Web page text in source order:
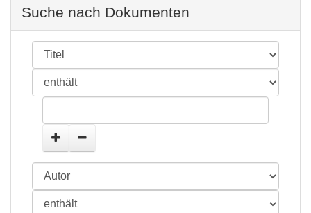
Suche nach Dokumenten